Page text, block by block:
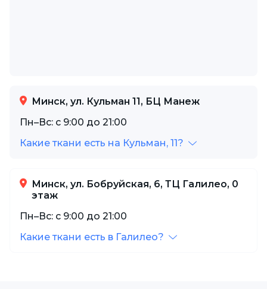
Минск, ул. Кульман 11, БЦ Манеж
Пн–Вс: с 9:00 до 21:00
Какие ткани есть на Кульман, 11?
Минск, ул. Бобруйская, 6, ТЦ Галилео, 0
этаж
Пн–Вс: с 9:00 до 21:00
Какие ткани есть в Галилео?